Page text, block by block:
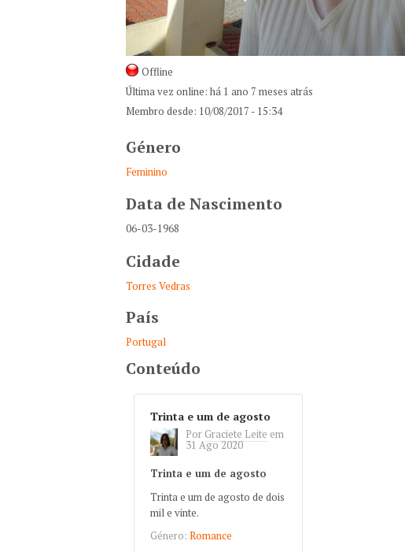
Offline
Última vez online: há 1 ano 7 meses atrás
Membro desde: 10/08/2017 - 15:34
Género
Feminino
Data de Nascimento
06-03-1968
Cidade
Torres Vedras
País
Portugal
Conteúdo
Trinta e um de agosto
Por Graciete Leite em
31 Ago 2020
Trinta e um de agosto
Trinta e um de agosto de dois
mil e vinte.
Género: Romance